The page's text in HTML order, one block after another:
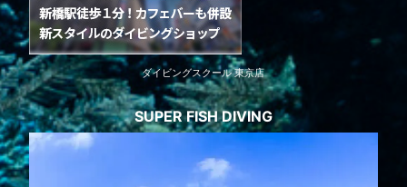
ダイビングスクール 東京店
SUPER FISH DIVING